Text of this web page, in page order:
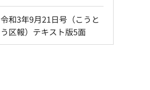
令和3年9月21日号（こうと
う区報）テキスト版5面